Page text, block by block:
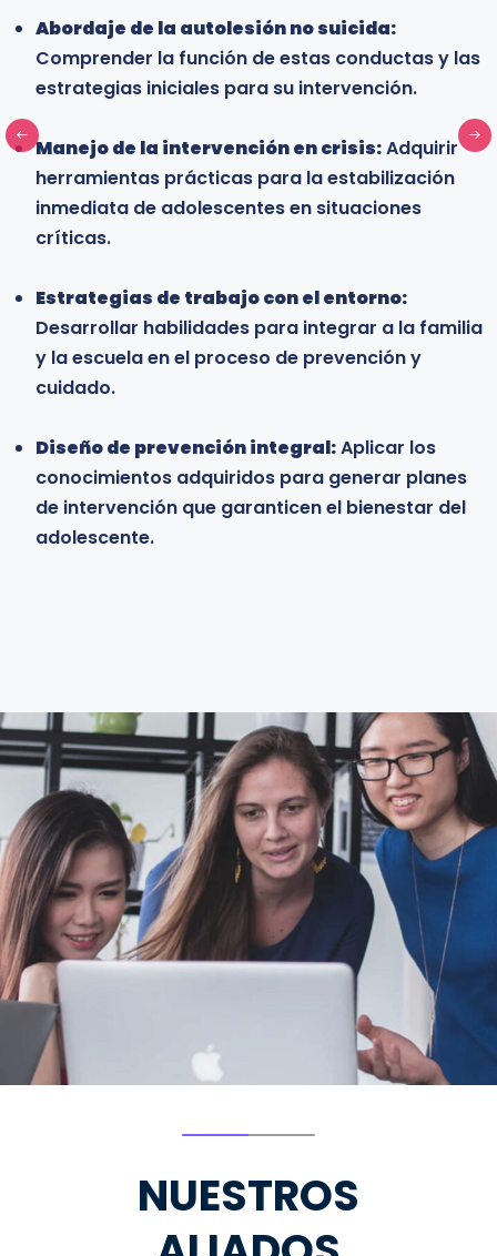
Abordaje de la autolesión no suicida:
Comprender la función de estas conductas y las
estrategias iniciales para su intervención.
Manejo de la intervención en crisis:Adquirir
herramientas prácticas para la estabilización
inmediata de adolescentes en situaciones
críticas.
Estrategias de trabajo con el entorno:
Desarrollar habilidades para integrar a la familia
y la escuela en el proceso de prevención y
cuidado.
Diseño de prevención integral:Aplicar los
conocimientos adquiridos para generar planes
de intervención que garanticen el bienestar del
adolescente.
Profesionales del ámbito social y
comunitario:Trabajadores sociales y
profesionales que acompañan a poblaciones
necesitan fortalecer su formación técnica para
la prevención integral.
Estudiantes universitarios y profesionales en
trabajo social y educación interesados en
especializarse en un área crítica de la salud
mental adolescente y adquirir conocimientos que
fortalezcan su desarrollo profesional.
Este diplomado constituye una oportunidad para
actualizar conocimientos, desarrollar competencias
clínicas especializadas y comprender de manera
integral uno de los fenómenos más sensibles en la
NUESTROS